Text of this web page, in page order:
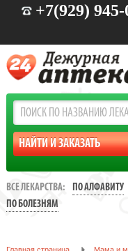
+7(929) 945-
ВСЕ ЛЕКАРСТВА: ПО АЛФАВИТУ
ПО БОЛЕЗНЯМ